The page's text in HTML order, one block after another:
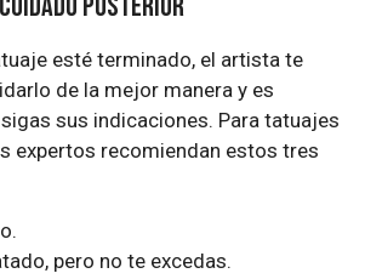
esté terminado, el artista te
de la mejor manera y es
sus indicaciones. Para tatuajes
expertos recomiendan estos tres
pero no te excedas.